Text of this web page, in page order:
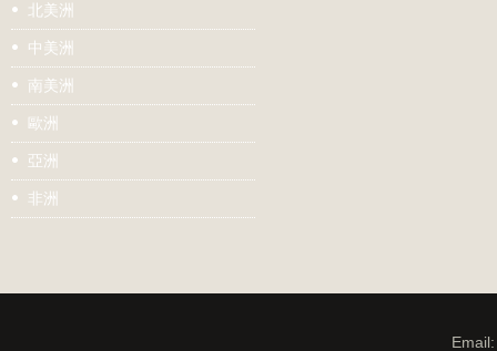
北美洲
中美洲
南美洲
歐洲
亞洲
非洲